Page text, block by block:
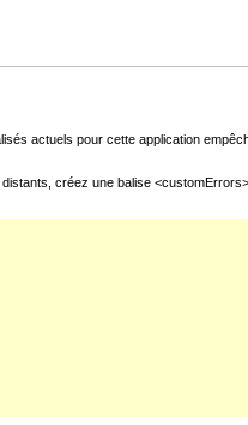
actuels pour cette application
créez une balise